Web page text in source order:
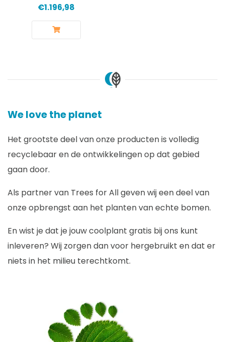
€1.196,98
We love the planet
Het grootste deel van onze producten is volledig
recyclebaar en de ontwikkelingen op dat gebied
gaan door.
Als partner van Trees for All geven wij een deel van
onze opbrengst aan het planten van echte bomen.
En wist je dat je jouw coolplant gratis bij ons kunt
inleveren? Wij zorgen dan voor hergebruikt en dat er
niets in het milieu terechtkomt.